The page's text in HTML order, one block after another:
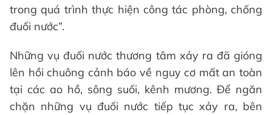
trong quá trình thực hiện công tác phòng, chống
đuối nước”.
Những vụ đuối nước thương tâm xảy ra đã gióng
lên hồi chuông cảnh báo về nguy cơ mất an toàn
tại các ao hồ, sông suối, kênh mương. Để ngăn
chặn những vụ đuối nước tiếp tục xảy ra, bên